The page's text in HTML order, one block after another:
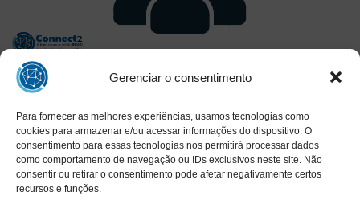
Gerenciar o consentimento
Para fornecer as melhores experiências, usamos tecnologias como
cookies para armazenar e/ou acessar informações do dispositivo. O
consentimento para essas tecnologias nos permitirá processar dados
como comportamento de navegação ou IDs exclusivos neste site. Não
consentir ou retirar o consentimento pode afetar negativamente certos
recursos e funções.
5.00 (2)
2 2h
CB
Por Camila Bittencourt Dentro de
Cultura
Organizacional